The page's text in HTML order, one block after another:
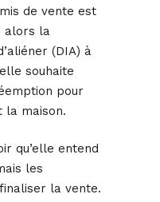
de vente est
alors la
(DIA) à
souhaite
pour
la maison.
qu’elle entend
les
la vente.